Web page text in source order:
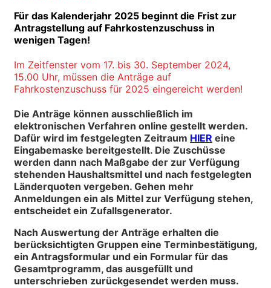
Für das Kalenderjahr 2025 beginnt die Frist zur
Antragstellung auf Fahrkostenzuschuss in
wenigen Tagen!
Im Zeitfenster vom 17. bis 30. September 2024,
15.00 Uhr, müssen die Anträge auf
Fahrkostenzuschuss für 2025 eingereicht werden!
Die Anträge können ausschließlich im
elektronischen Verfahren online gestellt werden.
Dafür wird im festgelegten Zeitraum HIER eine
Eingabemaske bereitgestellt. Die Zuschüsse
werden dann nach Maßgabe der zur Verfügung
stehenden Haushaltsmittel und nach festgelegten
Länderquoten vergeben. Gehen mehr
Anmeldungen ein als Mittel zur Verfügung stehen,
entscheidet ein Zufallsgenerator.
Nach Auswertung der Anträge erhalten die
berücksichtigten Gruppen eine Terminbestätigung,
ein Antragsformular und ein Formular für das
Gesamtprogramm, das ausgefüllt und
unterschrieben zurückgesendet werden muss.